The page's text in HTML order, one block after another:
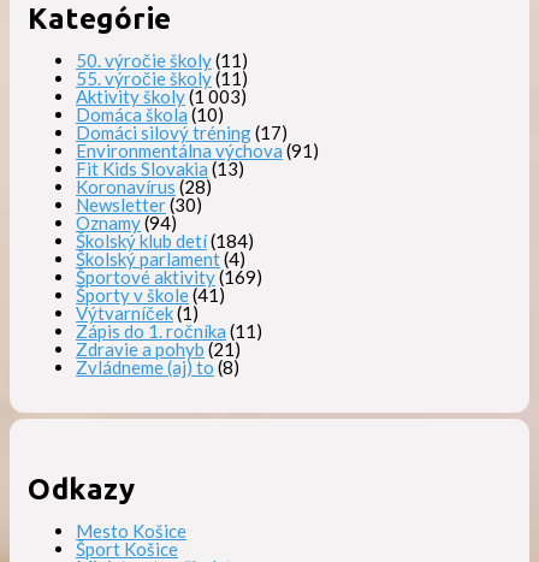
Kategórie
50. výročie školy(11)
55. výročie školy(11)
Aktivity školy(1 003)
Domáca škola (10)
Domáci silový tréning(17)
Environmentálna výchova (91)
Fit Kids Slovakia (13)
Koronavírus (28)
Newsletter(30)
Oznamy(94)
Školský klub detí(184)
Školský parlament(4)
Športové aktivity(169)
Športy v škole(41)
Výtvarníček(1)
Zápis do 1. ročníka (11)
Zdravie a pohyb (21)
Zvládneme (aj) to (8)
Odkazy
Mesto Košice
Šport Košice